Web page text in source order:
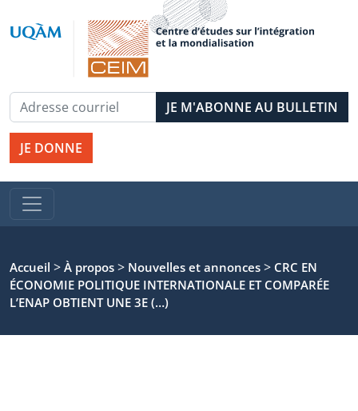
JE DONNE
Accueil > À propos > Nouvelles et annonces > CRC EN
ÉCONOMIE POLITIQUE INTERNATIONALE ET COMPARÉE
L’ENAP OBTIENT UNE 3E (…)